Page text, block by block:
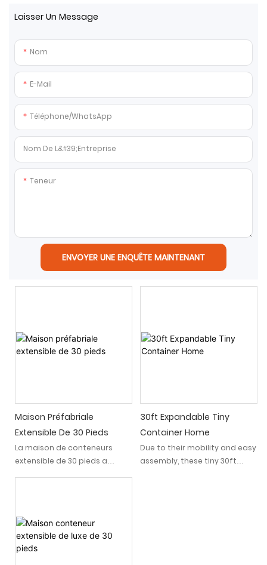
Laisser Un Message
Nom
E-Mail
Téléphone/WhatsApp
Nom De L&#39;entreprise
Teneur
ENVOYER UNE ENQUÊTE MAINTENANT
Maison Préfabriale
Extensible De 30 Pieds
La maison de conteneurs
extensible de 30 pieds a
inconfortables. Construit
spécialement pour le
propriétaire réfléchi, c'est une
30ft Expandable Tiny
Container Home
Due to their mobility and easy
assembly, these tiny 30ft